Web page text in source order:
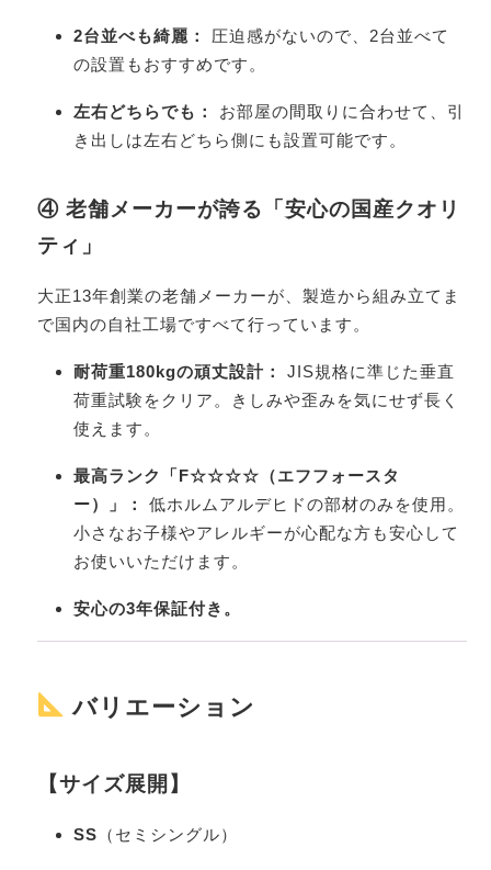
2台並べも綺麗：
圧迫感がないので、2台並べて
の設置もおすすめです。
左右どちらでも：
お部屋の間取りに合わせて、引
き出しは左右どちら側にも設置可能です。
④ 老舗メーカーが誇る「安心の国産クオリ
ティ」
大正13年創業の老舗メーカーが、製造から組み立てま
で国内の自社工場ですべて行っています。
耐荷重180kgの頑丈設計：
JIS規格に準じた垂直
荷重試験をクリア。きしみや歪みを気にせず長く
使えます。
最高ランク「F☆☆☆☆（エフフォースタ
ー）」：
低ホルムアルデヒドの部材のみを使用。
小さなお子様やアレルギーが心配な方も安心して
お使いいただけます。
安心の3年保証付き。
バリエーション
【サイズ展開】
SS （セミシングル）